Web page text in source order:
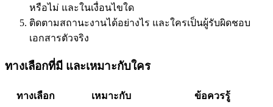
หรือไม่ และในเงื่อนไขใด
ติดตามสถานะงานได้อย่างไร และใครเป็นผู้รับผิดชอบ
เอกสารตัวจริง
ทางเลือกที่มี และเหมาะกับใคร
ทางเลือก เหมาะกับ ข้อควรรู้